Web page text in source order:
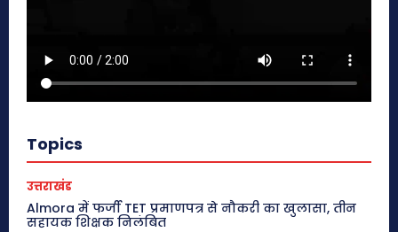
Topics
उत्तराखंड
Almora में फर्जी TET प्रमाणपत्र से नौकरी का खुलासा, तीन
सहायक शिक्षक निलंबित